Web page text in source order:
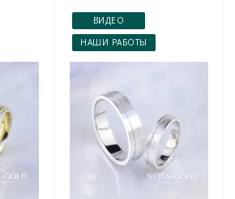
ВИДЕО
НАШИ РАБОТЫ